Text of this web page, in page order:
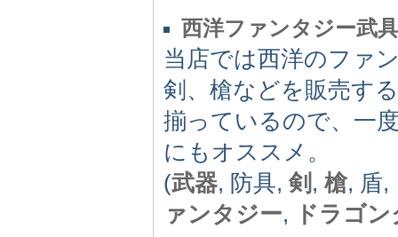
西洋ファンタジー武
当店では西洋のファ
剣、槍などを販売す
揃っているので、一
にもオススメ。
(武器, 防具, 剣 , 槍, 盾,
ァンタジー, ドラゴ